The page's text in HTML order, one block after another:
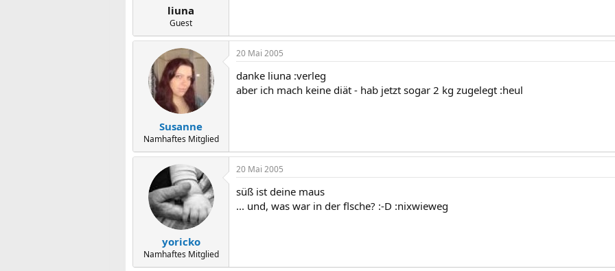
liuna
Guest
Susanne
Namhaftes Mitglied
20 Mai 2005
danke liuna :verleg
aber ich mach keine diät - hab jetzt sogar 2 kg zugelegt :heul
yoricko
Namhaftes Mitglied
20 Mai 2005
süß ist deine maus
... und, was war in der flsche? :-D :nixwieweg